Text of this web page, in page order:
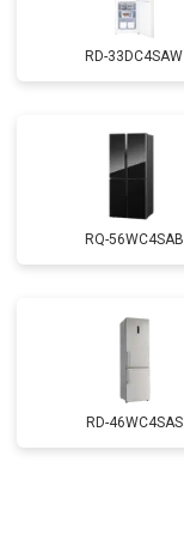
RD-33DC4SAW
RQ-56WC4SAB
RD-46WC4SAS